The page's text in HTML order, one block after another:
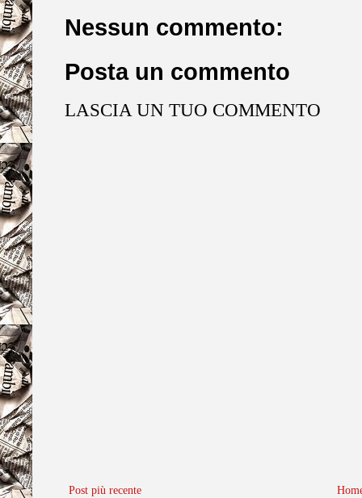
Nessun commento:
Posta un commento
LASCIA UN TUO COMMENTO
Post più recente